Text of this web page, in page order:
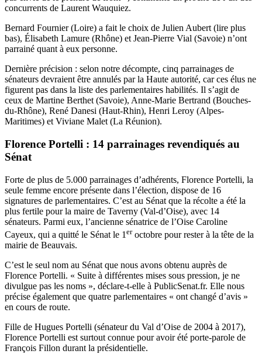
concurrents de Laurent Wauquiez.
Bernard Fournier (Loire) a fait le choix de Julien Aubert (lire plus
bas), Élisabeth Lamure (Rhône) et Jean-Pierre Vial (Savoie) n’ont
parrainé quant à eux personne.
Dernière précision : selon notre décompte, cinq parrainages de
sénateurs devraient être annulés par la Haute autorité, car ces élus ne
figurent pas dans la liste des parlementaires habilités. Il s’agit de
ceux de Martine Berthet (Savoie), Anne-Marie Bertrand (Bouches-
du-Rhône), René Danesi (Haut-Rhin), Henri Leroy (Alpes-
Maritimes) et Viviane Malet (La Réunion).
Florence Portelli : 14 parrainages revendiqués au
Sénat
Forte de plus de 5.000 parrainages d’adhérents, Florence Portelli, la
seule femme encore présente dans l’élection, dispose de 16
signatures de parlementaires. C’est au Sénat que la récolte a été la
plus fertile pour la maire de Taverny (Val-d’Oise), avec 14
sénateurs. Parmi eux, l’ancienne sénatrice de l’Oise Caroline
Cayeux, qui a quitté le Sénat le 1 eroctobre pour rester à la tête de la
mairie de Beauvais.
C’est le seul nom au Sénat que nous avons obtenu auprès de
Florence Portelli. « Suite à différentes mises sous pression, je ne
divulgue pas les noms », déclare-t-elle à PublicSenat.fr. Elle nous
précise également que quatre parlementaires « ont changé d’avis »
en cours de route.
Fille de Hugues Portelli (sénateur du Val d’Oise de 2004 à 2017),
Florence Portelli est surtout connue pour avoir été porte-parole de
François Fillon durant la présidentielle.